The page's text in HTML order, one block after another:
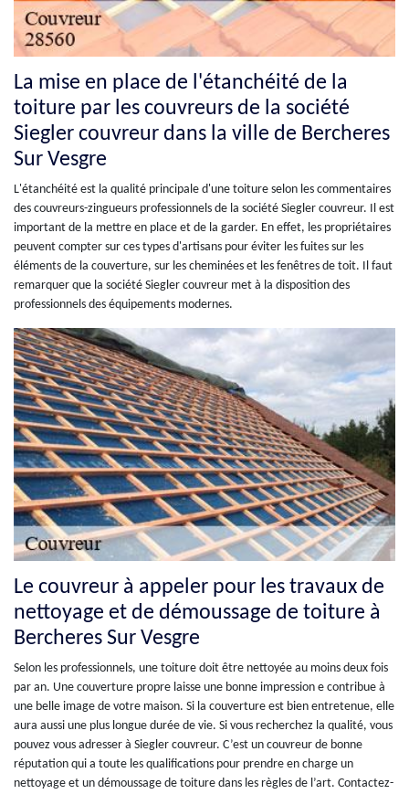
La mise en place de l'étanchéité de la
toiture par les couvreurs de la société
Siegler couvreur dans la ville de Bercheres
Sur Vesgre
L'étanchéité est la qualité principale d'une toiture selon les commentaires
des couvreurs-zingueurs professionnels de la société Siegler couvreur. Il est
important de la mettre en place et de la garder. En effet, les propriétaires
peuvent compter sur ces types d'artisans pour éviter les fuites sur les
éléments de la couverture, sur les cheminées et les fenêtres de toit. Il faut
remarquer que la société Siegler couvreur met à la disposition des
professionnels des équipements modernes.
Le couvreur à appeler pour les travaux de
nettoyage et de démoussage de toiture à
Bercheres Sur Vesgre
Selon les professionnels, une toiture doit être nettoyée au moins deux fois
par an. Une couverture propre laisse une bonne impression e contribue à
une belle image de votre maison. Si la couverture est bien entretenue, elle
aura aussi une plus longue durée de vie. Si vous recherchez la qualité, vous
pouvez vous adresser à Siegler couvreur. C’est un couvreur de bonne
réputation qui a toute les qualifications pour prendre en charge un
nettoyage et un démoussage de toiture dans les règles de l’art. Contactez-